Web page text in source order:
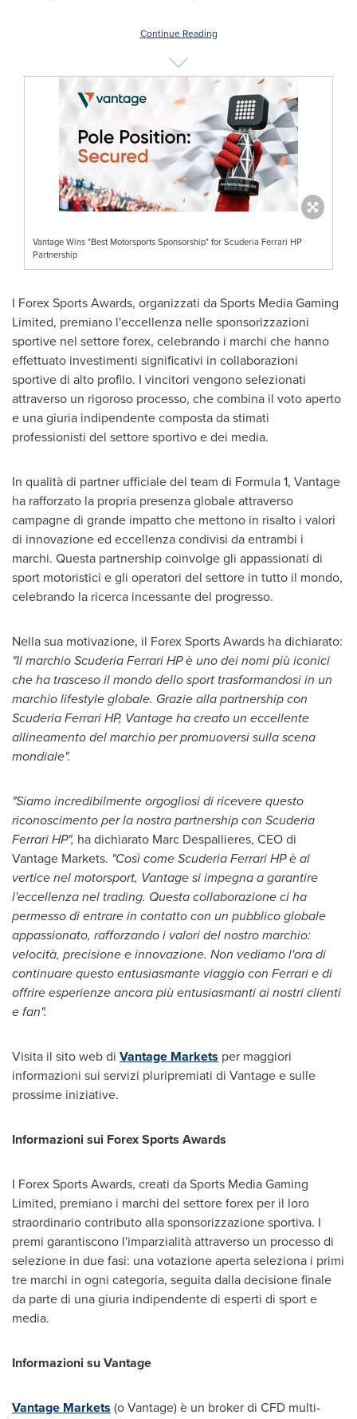
Continue Reading
Vantage Wins "Best Motorsports Sponsorship" for Scuderia Ferrari HP
Partnership
I Forex Sports Awards, organizzati da Sports Media Gaming
Limited, premiano l'eccellenza nelle sponsorizzazioni
sportive nel settore forex, celebrando i marchi che hanno
effettuato investimenti significativi in collaborazioni
sportive di alto profilo. I vincitori vengono selezionati
attraverso un rigoroso processo, che combina il voto aperto
e una giuria indipendente composta da stimati
professionisti del settore sportivo e dei media.
In qualità di partner ufficiale del team di Formula 1, Vantage
ha rafforzato la propria presenza globale attraverso
campagne di grande impatto che mettono in risalto i valori
di innovazione ed eccellenza condivisi da entrambi i
marchi. Questa partnership coinvolge gli appassionati di
sport motoristici e gli operatori del settore in tutto il mondo,
celebrando la ricerca incessante del progresso.
Nella sua motivazione, il Forex Sports Awards ha dichiarato:
"Il marchio Scuderia Ferrari HP è uno dei nomi più iconici
che ha trasceso il mondo dello sport trasformandosi in un
marchio lifestyle globale. Grazie alla partnership con
Scuderia Ferrari HP, Vantage ha creato un eccellente
allineamento del marchio per promuoversi sulla scena
mondiale".
"Siamo incredibilmente orgogliosi di ricevere questo
riconoscimento per la nostra partnership con Scuderia
Ferrari HP", ha dichiarato Marc Despallieres, CEO di
Vantage Markets. "Così come Scuderia Ferrari HP è al
vertice nel motorsport, Vantage si impegna a garantire
l'eccellenza nel trading. Questa collaborazione ci ha
permesso di entrare in contatto con un pubblico globale
appassionato, rafforzando i valori del nostro marchio:
velocità, precisione e innovazione. Non vediamo l'ora di
continuare questo entusiasmante viaggio con Ferrari e di
offrire esperienze ancora più entusiasmanti ai nostri clienti
e fan".
Visita il sito web di Vantage Markets per maggiori
informazioni sui servizi pluripremiati di Vantage e sulle
prossime iniziative.
Informazioni sui Forex Sports Awards
I Forex Sports Awards, creati da Sports Media Gaming
Limited, premiano i marchi del settore forex per il loro
straordinario contributo alla sponsorizzazione sportiva. I
premi garantiscono l'imparzialità attraverso un processo di
selezione in due fasi: una votazione aperta seleziona i primi
tre marchi in ogni categoria, seguita dalla decisione finale
da parte di una giuria indipendente di esperti di sport e
media.
Informazioni su Vantage
Vantage Markets (o Vantage) è un broker di CFD multi-